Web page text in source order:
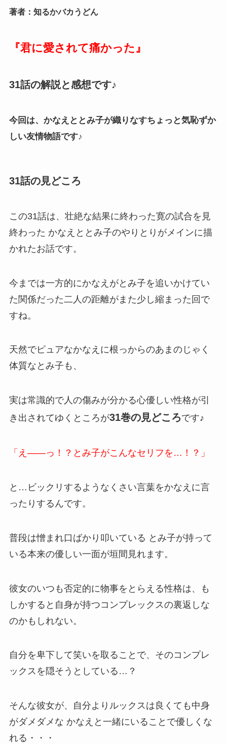
著者：知るかバカうどん
『君に愛されて痛かった』
31話の解説と感想です♪
今回は、かなえととみ子が織りなすちょっと気恥ずか
しい友情物語です♪
31話の見どころ
この31話は、壮絶な結果に終わった寛の試合を見
終わった かなえととみ子のやりとりがメインに描
かれたお話です。
今までは一方的にかなえがとみ子を追いかけてい
た関係だった二人の距離がまた少し縮まった回で
すね。
天然でピュアなかなえに根っからのあまのじゃく
体質なとみ子も、
実は常識的で人の傷みが分かる心優しい性格が引
き出されてゆくところが31巻の見どころです♪
「え――っ！？とみ子がこんなセリフを…！？」
と…ビックリするようなくさい言葉をかなえに言
ったりするんです。
普段は憎まれ口ばかり叩いている とみ子が持って
いる本来の優しい一面が垣間見れます。
彼女のいつも否定的に物事をとらえる性格は、も
しかすると自身が持つコンプレックスの裏返しな
のかもしれない。
自分を卑下して笑いを取ることで、そのコンプレ
ックスを隠そうとしている…？
そんな彼女が、自分よりルックスは良くても中身
がダメダメな かなえと一緒にいることで優しくな
れる・・・